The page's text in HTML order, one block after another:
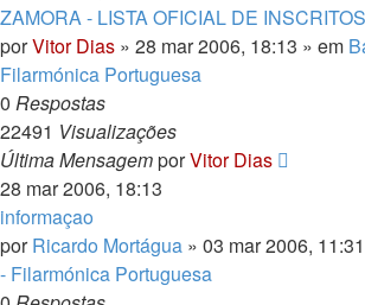
ZAMORA - LISTA OFICIAL DE
porVitor Dias » 28 mar 2006, 18:13 » em
Filarmónica Portuguesa
0 Respostas
22491 Visualizações
Última MensagemporVitor Dias
28 mar 2006, 18:13
informaçao
porRicardo Mortágua » 03 mar 2006,
- Filarmónica Portuguesa